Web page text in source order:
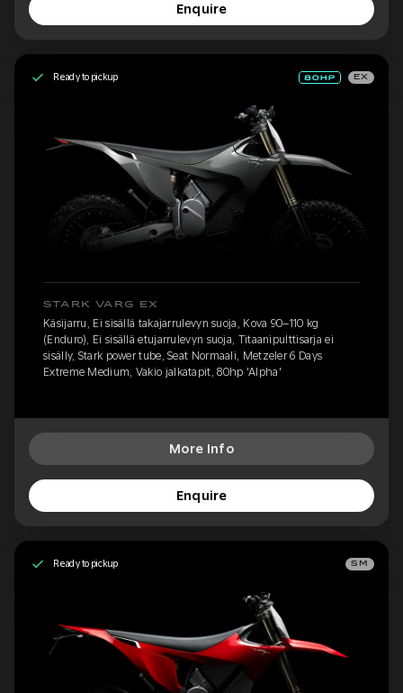
Enquire
Ready to pickup EX
STARK VARG EX
Käsijarru, Ei sisällä takajarrulevyn suoja, Kova 90–110 kg
(Enduro), Ei sisällä etujarrulevyn suoja, Titaanipulttisarja ei
sisälly, Stark power tube, Seat Normaali, Metzeler 6 Days
Extreme Medium, Vakio jalkatapit, 80hp 'Alpha'
More Info
Enquire
Ready to pickup SM